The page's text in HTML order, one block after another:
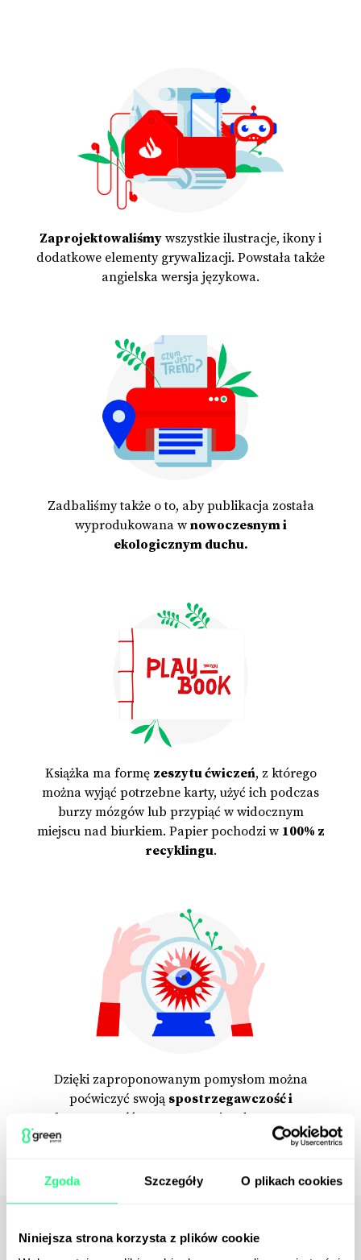
Zgoda Szczegóły O plikach cookies
Niniejsza strona korzysta z plików cookie
Zaprojektowaliśmy wszystkie ilustracje, ikony i
dodatkowe elementy grywalizacji. Powstała także
angielska wersja językowa.
Zadbaliśmy także o to, aby publikacja została
wyprodukowana w nowoczesnym i
ekologicznym duchu.
Książka ma formę zeszytu ćwiczeń, z którego
można wyjąć potrzebne karty, użyć ich podczas
burzy mózgów lub przypiąć w widocznym
miejscu nad biurkiem. Papier pochodzi w 100% z
recyklingu.
Dzięki zaproponowanym pomysłom można
poćwiczyć swoją spostrzegawczość i
kreatywność , np. w przerwie od pracy czy